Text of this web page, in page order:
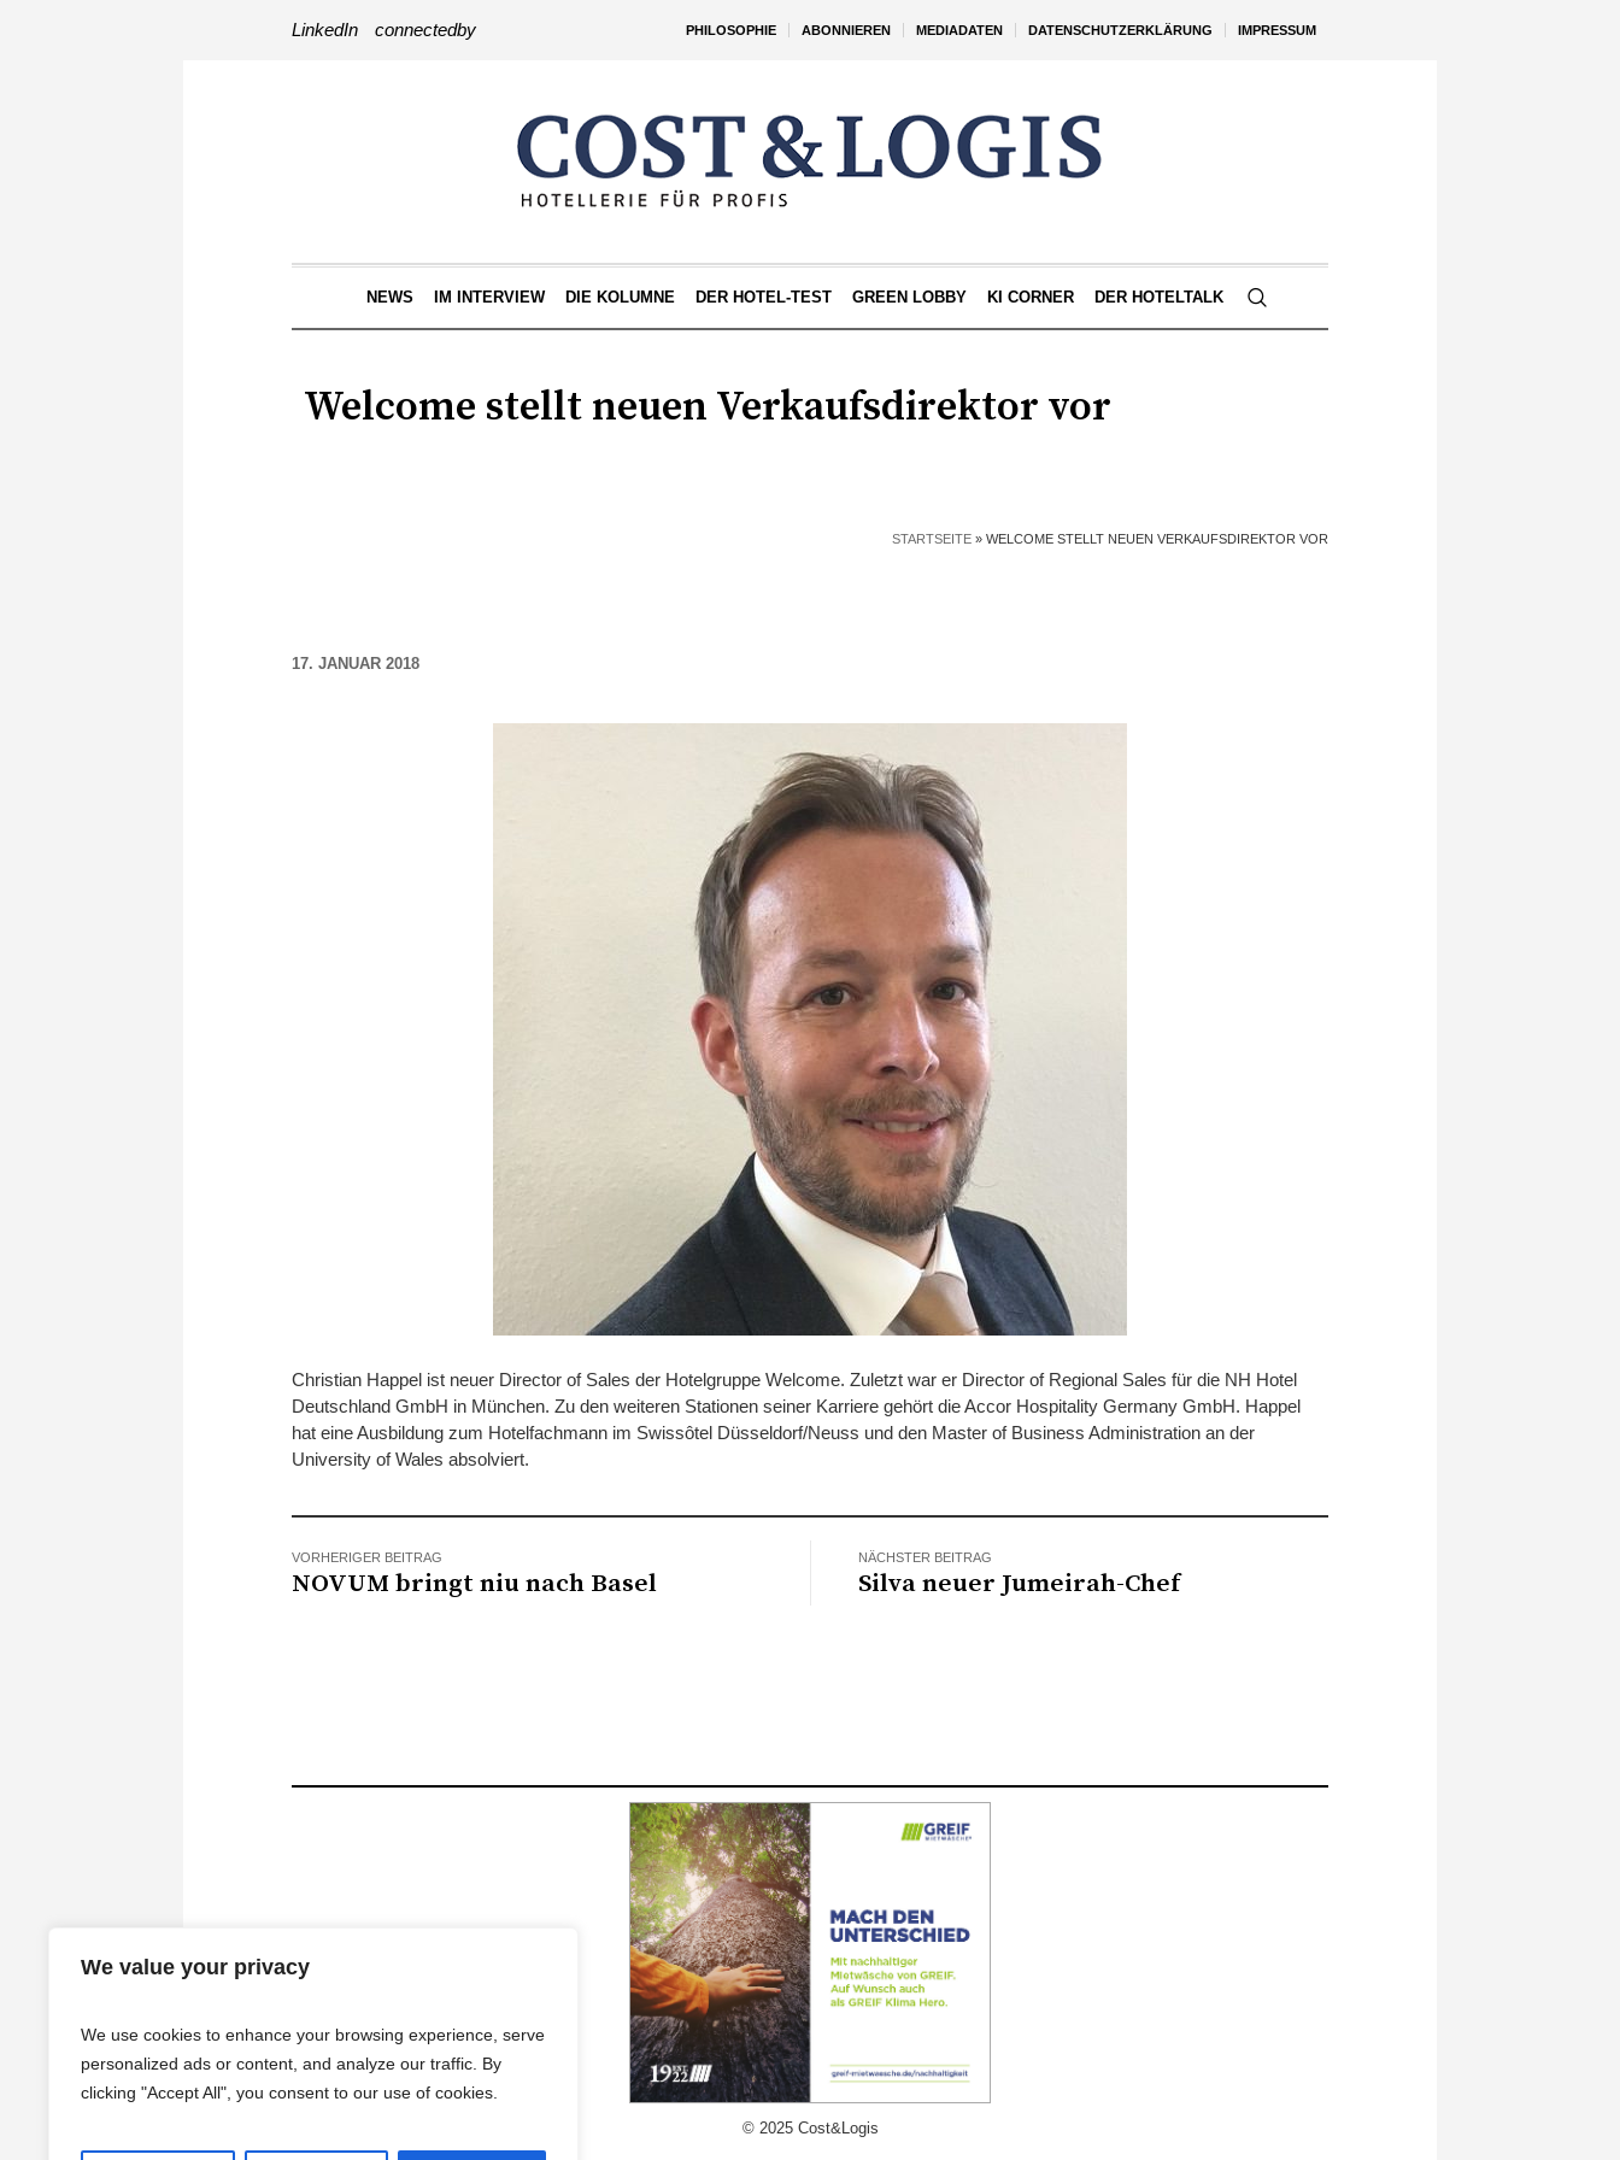
We value your privacy
We use cookies to enhance your browsing experience, serve
personalized ads or content, and analyze our traffic. By
clicking "Accept All", you consent to our use of cookies.
PHILOSOPHIE ABONNIEREN MEDIADATEN DATENSCHUTZERKLÄRUNG IMPRESSUM
LinkedIn connectedby
NEWS IM INTERVIEW DIE KOLUMNE DER HOTEL-TEST GREEN LOBBY KI CORNER DER HOTELTALK
Welcome stellt neuen Verkaufsdirektor vor
STARTSEITE » WELCOME STELLT NEUEN VERKAUFSDIREKTOR VOR
17. JANUAR 2018
Christian Happel ist neuer Director of Sales der Hotelgruppe Welcome. Zuletzt war er Director of Regional Sales für die NH Hotel
Deutschland GmbH in München. Zu den weiteren Stationen seiner Karriere gehört die Accor Hospitality Germany GmbH. Happel
hat eine Ausbildung zum Hotelfachmann im Swissôtel Düsseldorf/Neuss und den Master of Business Administration an der
University of Wales absolviert.
VORHERIGER BEITRAG
NOVUM bringt niu nach Basel
NÄCHSTER BEITRAG
Silva neuer Jumeirah-Chef
© 2025 Cost&Logis